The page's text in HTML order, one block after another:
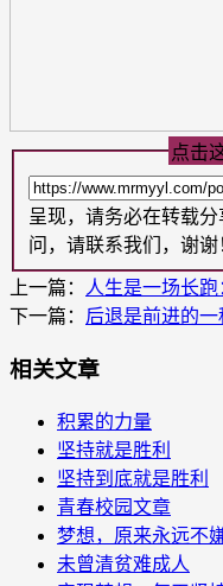
点击
呈现，请务必在转载
问，请联系我们，谢谢
上一篇： 人生是一场长
下一篇： 后退是前进的一
相关文章
积累的力量
坚持就是胜利
坚持到底就是胜利
青春校园文章
梦想，原来永远不
未曾清贫难成人